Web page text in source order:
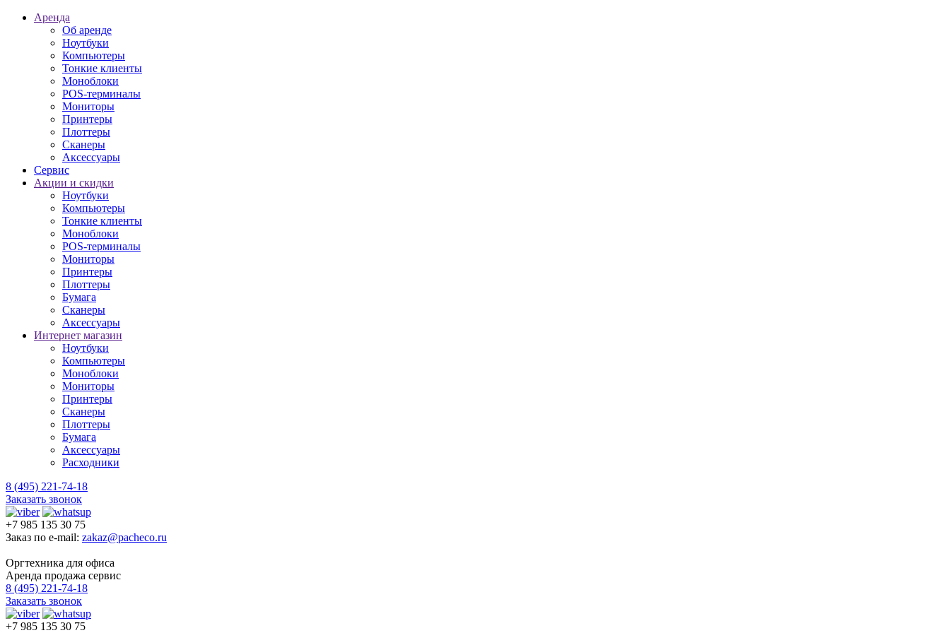
Аренда
Об аренде
Ноутбуки
Компьютеры
Тонкие клиенты
Моноблоки
POS-терминалы
Мониторы
Принтеры
Плоттеры
Сканеры
Аксессуары
Сервис
Акции и скидки
Ноутбуки
Компьютеры
Тонкие клиенты
Моноблоки
POS-терминалы
Мониторы
Принтеры
Плоттеры
Бумага
Сканеры
Аксессуары
Интернет магазин
Ноутбуки
Компьютеры
Моноблоки
Мониторы
Принтеры
Сканеры
Плоттеры
Бумага
Аксессуары
Расходники
8 (495) 221-74-18
Заказать звонок
+7 985 135 30 75
Заказ по e-mail: zakaz@pacheco.ru
Оргтехника для офиса
Аренда продажа сервис
8 (495) 221-74-18
Заказать звонок
+7 985 135 30 75